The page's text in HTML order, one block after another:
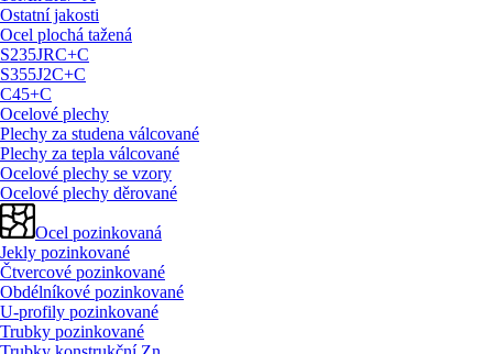
Ostatní jakosti
Ocel plochá tažená
S235JRC+C
S355J2C+C
C45+C
Ocelové plechy
Plechy za studena válcované
Plechy za tepla válcované
Ocelové plechy se vzory
Ocelové plechy děrované
Ocel pozinkovaná
Jekly pozinkované
Čtvercové pozinkované
Obdélníkové pozinkované
U-profily pozinkované
Trubky pozinkované